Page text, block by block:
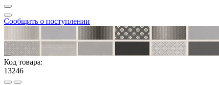
Сообщить о поступлении
Код товара:
13246